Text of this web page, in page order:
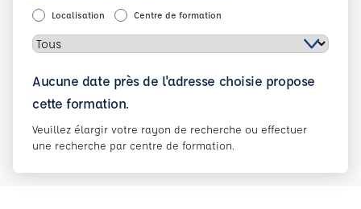
Localisation Centre de formation
Aucune date près de l'adresse choisie propose
cette formation.
Veuillez élargir votre rayon de recherche ou effectuer
une recherche par centre de formation.